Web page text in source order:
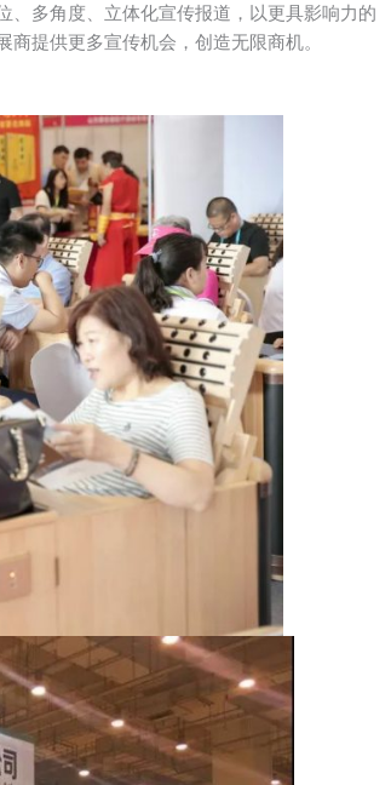
、多角度、立体化宣传报道，以更具影响力的
提供更多宣传机会，创造无限商机。